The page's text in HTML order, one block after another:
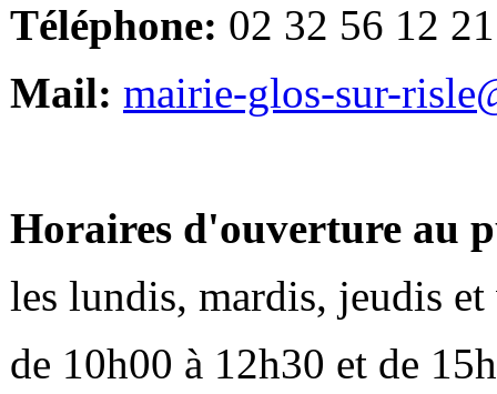
Téléphone: 02 32 56 12 21
Mail: mairie-glos-sur-
Horaires d'ouverture au
les lundis, mardis, jeudis et
de 10h00 à 12h30 et de